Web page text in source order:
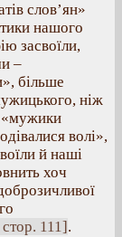
слов’ян»
нашого
засвоїли,
–
більше
ніж
«мужики
волі»,
й наші
хоч
111].